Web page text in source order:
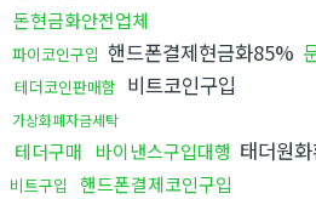
돈현금화안전업체
파이코인구입 핸드폰결제현금화85%
테더코인판매함 비트코인구입
가상화폐자금세탁
테더구매 바이낸스구입대행 태더원
비트구입
핸드폰결제코인구입